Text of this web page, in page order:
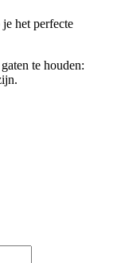
het perfecte
te houden: